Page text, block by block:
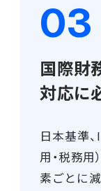
国際財
対応に
日本基準
用・税務用
素ごとに